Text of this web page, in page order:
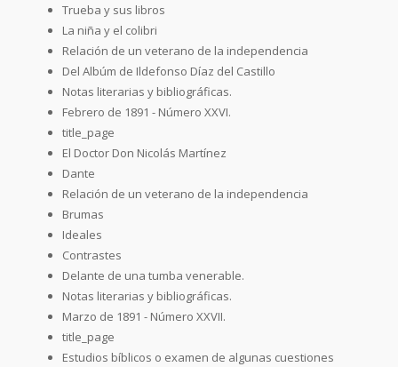
Trueba y sus libros
La niña y el colibri
Relación de un veterano de la independencia
Del Albúm de Ildefonso Díaz del Castillo
Notas literarias y bibliográficas.
Febrero de 1891 - Número XXVI.
title_page
El Doctor Don Nicolás Martínez
Dante
Relación de un veterano de la independencia
Brumas
Ideales
Contrastes
Delante de una tumba venerable.
Notas literarias y bibliográficas.
Marzo de 1891 - Número XXVII.
title_page
Estudios bíblicos o examen de algunas cuestiones